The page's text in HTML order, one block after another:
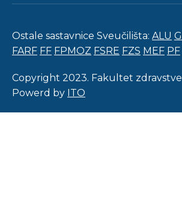
Ostale sastavnice Sveučilišta: ALU
FARF FF FPMOZ FSRE FZS MEF PF
Copyright 2023. Fakultet
Powerd by ITO